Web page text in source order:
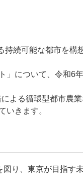
持続可能な都市を構
」について、令和6
よる循環型都市農業
いきます。
図り、東京が目指す